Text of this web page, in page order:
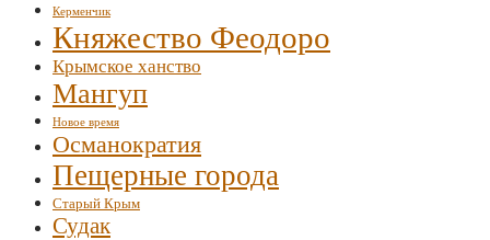
Керменчик
Княжество Феодоро
Крымское ханство
Мангуп
Новое время
Османократия
Пещерные города
Старый Крым
Судак